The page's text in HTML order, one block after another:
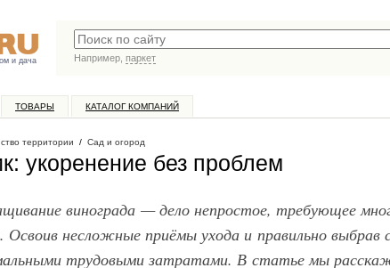
и дача
Например, паркет
ТОВАРЫ КАТАЛОГ КОМПАНИЙ
территории / Сад и огород
укоренение без проблем
винограда — дело непростое, требующее
несложные приёмы ухода и правильно
трудовыми затратами. В статье мы